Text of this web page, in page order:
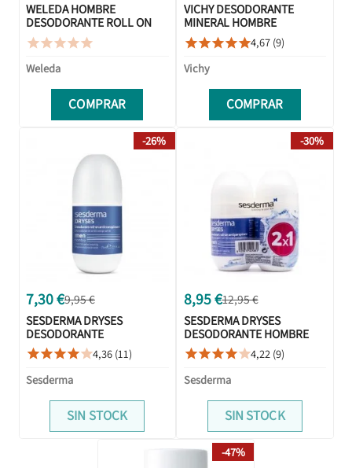
WELEDA HOMBRE
DESODORANTE ROLL ON

Weleda
COMPRAR
VICHY DESODORANTE
MINERAL HOMBRE
ANTITRANSPIRANTE 48H
50ML
4,67 (9)
Vichy
COMPRAR
7,30 €9,95 €
SESDERMA DRYSES
DESODORANTE
ANTITRANSPIRANTE
HOMBRE 75 ML
4,36 (11)
Sesderma
SIN STOCK
-26%
8,95 €12,95 €
SESDERMA DRYSES
DESODORANTE HOMBRE
75ML+75ML DUPLO
4,22 (9)
Sesderma
SIN STOCK
-30%
-47%